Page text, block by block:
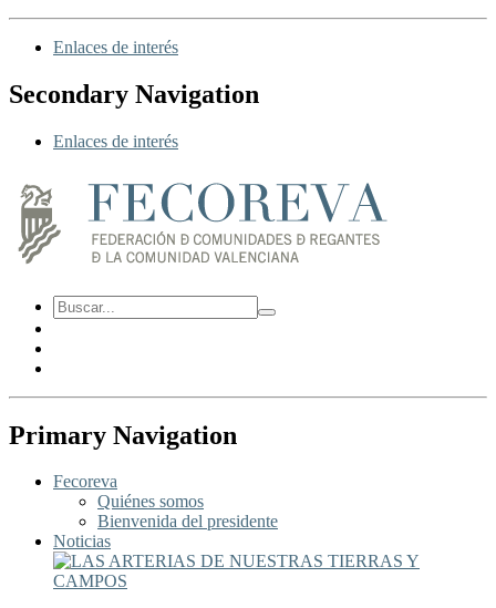
Enlaces de interés
Secondary Navigation
Enlaces de interés
Primary Navigation
Fecoreva
Quiénes somos
Bienvenida del presidente
Noticias